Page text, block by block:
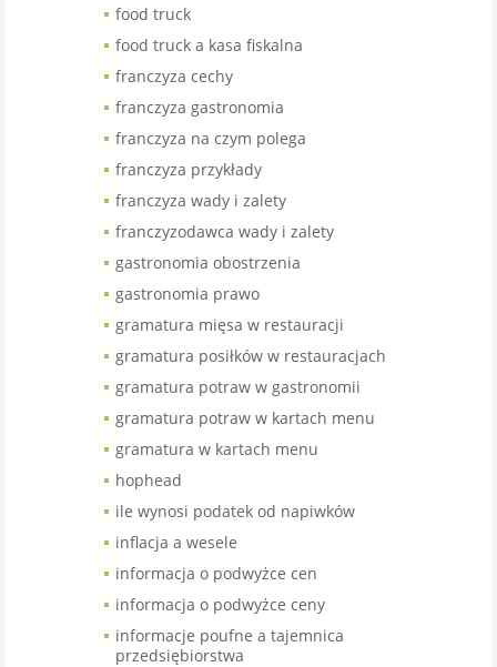
food truck
food truck a kasa fiskalna
franczyza cechy
franczyza gastronomia
franczyza na czym polega
franczyza przykłady
franczyza wady i zalety
franczyzodawca wady i zalety
gastronomia obostrzenia
gastronomia prawo
gramatura mięsa w restauracji
gramatura posiłków w restauracjach
gramatura potraw w gastronomii
gramatura potraw w kartach menu
gramatura w kartach menu
hophead
ile wynosi podatek od napiwków
inflacja a wesele
informacja o podwyżce cen
informacja o podwyżce ceny
informacje poufne a tajemnica
przedsiębiorstwa